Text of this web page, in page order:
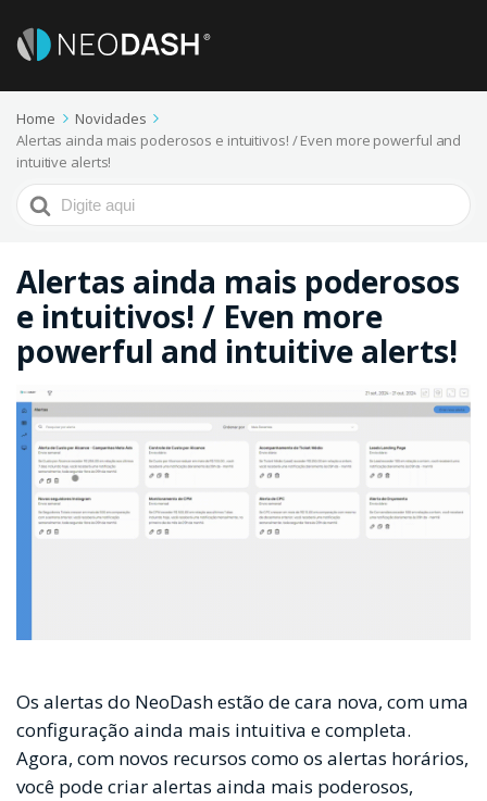
Home
Novidades
Alertas ainda mais poderosos e intuitivos! / Even more powerful and
intuitive alerts!
Procurar
por
Alertas ainda mais poderosos
e intuitivos! / Even more
powerful and intuitive alerts!
Os alertas do NeoDash estão de cara nova, com uma
configuração ainda mais intuitiva e completa.
Agora, com novos recursos como os alertas horários,
você pode criar alertas ainda mais poderosos,